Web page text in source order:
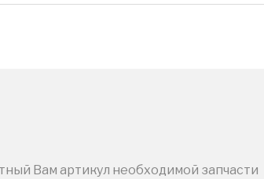
Вам артикул необходимой запчасти